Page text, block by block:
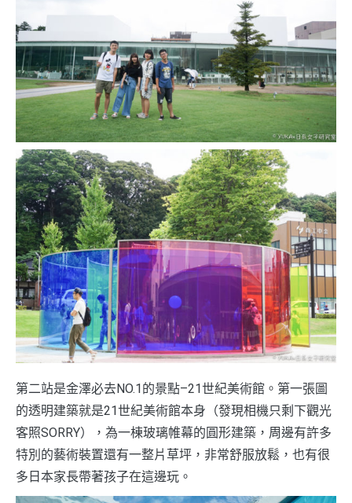
第二站是金澤必去NO.1的景點–21世紀美術館。第一張圖
的透明建築就是21世紀美術館本身（發現相機只剩下觀光
客照SORRY），為一棟玻璃帷幕的圓形建築，周邊有許多
特別的藝術裝置還有一整片草坪，非常舒服放鬆，也有很
多日本家長帶著孩子在這邊玩。